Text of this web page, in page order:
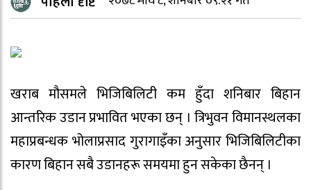
खराब मौसमले भिजिबिलिटी कम हुँदा शनिबार बिहान
आन्तरिक उडान प्रभावित भएका छन् । त्रिभुवन विमानस्थलका
महाप्रबन्धक भोलाप्रसाद गुरागाइँका अनुसार भिजिबिलिटीका
कारण बिहान सबै उडानहरू समयमा हुन सकेका छैनन् ।